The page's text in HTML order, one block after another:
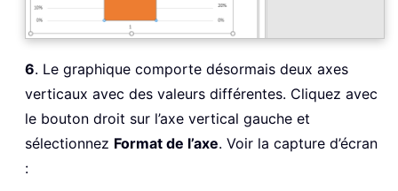
6. Le graphique comporte désormais deux axes
verticaux avec des valeurs différentes. Cliquez avec
le bouton droit sur l’axe vertical gauche et
sélectionnez Format de l’axe. Voir la capture d’écran
: